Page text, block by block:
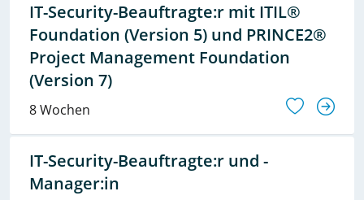
IT-Security-Beauftragte:r mit ITIL®
Foundation (Version 5) und PRINCE2®
Project Management Foundation
(Version 7)
8 Wochen
IT-Security-Beauftragte:r und -
Manager:in